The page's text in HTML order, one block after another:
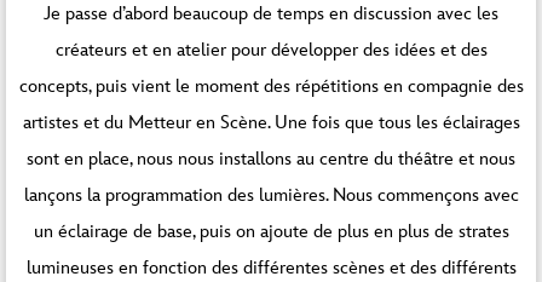
Je passe d’abord beaucoup de temps en discussion avec les
créateurs et en atelier pour développer des idées et des
concepts, puis vient le moment des répétitions en compagnie des
artistes et du Metteur en Scène. Une fois que tous les éclairages
sont en place, nous nous installons au centre du théâtre et nous
lançons la programmation des lumières. Nous commençons avec
un éclairage de base, puis on ajoute de plus en plus de strates
lumineuses en fonction des différentes scènes et des différents